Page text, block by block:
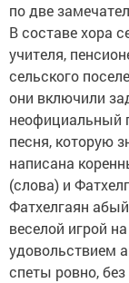
по две
В составе хора
учителя,
сельского
они включили
неофициальный
песня, которую
написана
(слова) и
Фатхелгаян
веселой игрой
удовольствием
спеты ровно, без